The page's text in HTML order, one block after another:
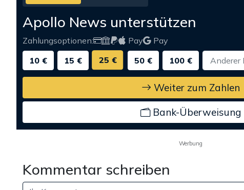
Apollo News unterstützen
Zahlungsoptionen: Pay
Pay
10 €
15 € 25 € 50 € 100 €
Weiter zum Zahlen
Bank-Überweisung
Werbung
Kommentar schreiben